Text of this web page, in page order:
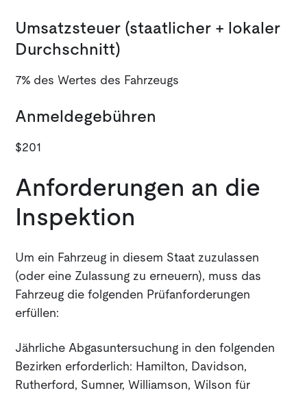
Umsatzsteuer (staatlicher + lokaler
Durchschnitt)
7% des Wertes des Fahrzeugs
Anmeldegebühren
$201
Anforderungen an die
Inspektion
Um ein Fahrzeug in diesem Staat zuzulassen
(oder eine Zulassung zu erneuern), muss das
Fahrzeug die folgenden Prüfanforderungen
erfüllen:
Jährliche Abgasuntersuchung in den folgenden
Bezirken erforderlich: Hamilton, Davidson,
Rutherford, Sumner, Williamson, Wilson für